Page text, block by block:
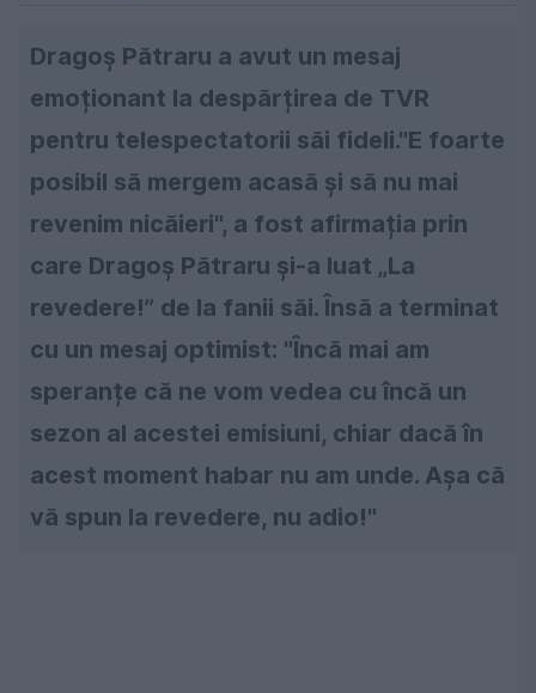
Dragoș Pătraru a avut un mesaj
emoționant la despărțirea de TVR
pentru telespectatorii săi fideli."E foarte
posibil să mergem acasă și să nu mai
revenim nicăieri", a fost afirmația prin
care Dragoș Pătraru și-a luat „La
revedere!” de la fanii săi. Însă a terminat
cu un mesaj optimist: "Încă mai am
speranțe că ne vom vedea cu încă un
sezon al acestei emisiuni, chiar dacă în
acest moment habar nu am unde. Așa că
vă spun la revedere, nu adio!"